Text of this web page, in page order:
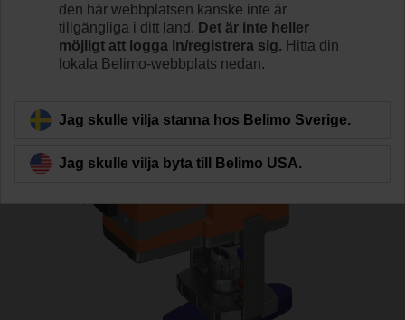
Läs mer
Tillbaka till produktkategori
den här webbplatsen kanske inte är
tillgängliga i ditt land. Det är inte heller
möjligt att logga in/registrera sig. Hitta din
lokala Belimo-webbplats nedan.
Jag skulle vilja stanna hos Belimo Sverige.
Jag skulle vilja byta till Belimo USA.